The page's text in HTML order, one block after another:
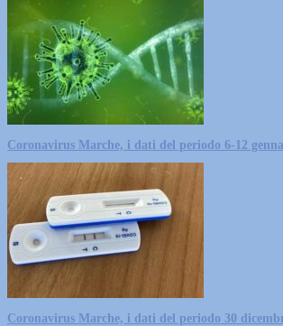
Coronavirus Marche, i dati del periodo 6-12
Coronavirus Marche, i dati del periodo 30